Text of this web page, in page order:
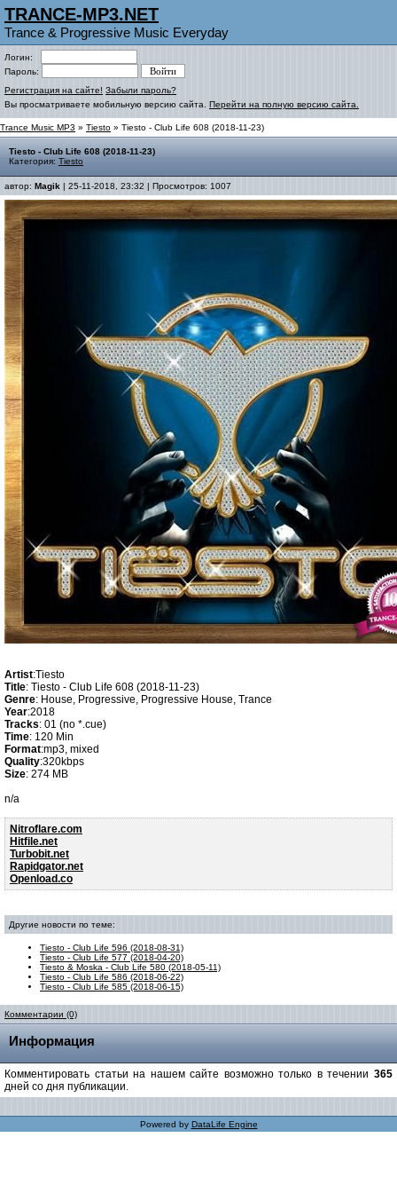
TRANCE-MP3.NET
Trance & Progressive Music Everyday
Логин:
Пароль:
Регистрация на сайте! Забыли пароль?
Вы просматриваете мобильную версию сайта. Перейти на полную версию сайта.
Trance Music MP3 » Tiesto » Tiesto - Club Life 608 (2018-11-23)
Tiesto - Club Life 608 (2018-11-23)
Категория: Tiesto
автор: Magik | 25-11-2018, 23:32 | Просмотров: 1007
Artist:Tiesto
Title: Tiesto - Club Life 608 (2018-11-23)
Genre: House, Progressive, Progressive House, Trance
Year:2018
Tracks: 01 (no *.cue)
Time: 120 Min
Format:mp3, mixed
Quality:320kbps
Size: 274 MB
n/a
Nitroflare.com
Hitfile.net
Turbobit.net
Rapidgator.net
Openload.co
Другие новости по теме:
Tiesto - Club Life 596 (2018-08-31)
Tiesto - Club Life 577 (2018-04-20)
Tiesto & Moska - Club Life 580 (2018-05-11)
Tiesto - Club Life 586 (2018-06-22)
Tiesto - Club Life 585 (2018-06-15)
Комментарии (0)
Информация
Комментировать статьи на нашем сайте возможно только в течении 365
дней со дня публикации.
Powered by DataLife Engine